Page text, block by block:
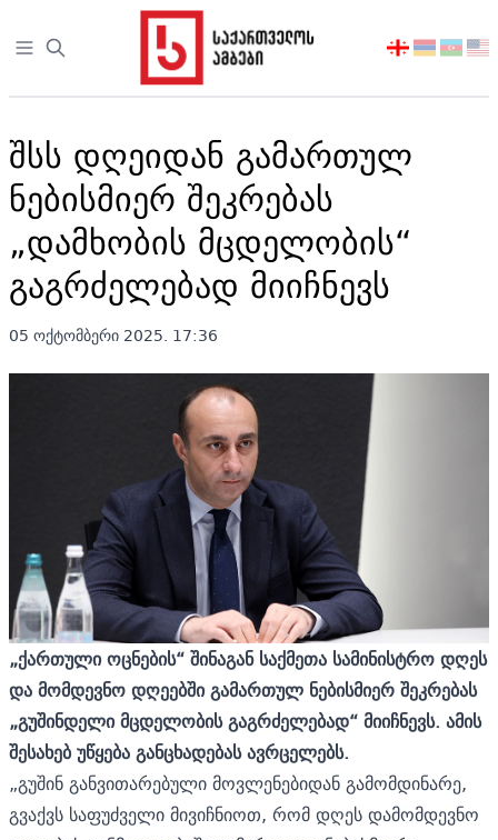
Open sidebar
აირჩიეთ
შსს დღეიდან გამართულ
ნებისმიერ შეკრებას
„დამხობის მცდელობის“
გაგრძელებად მიიჩნევს
05 ოქტომბერი 2025. 17:36
„ქართული ოცნების“ შინაგან საქმეთა სამინისტრო დღეს
და მომდევნო დღეებში გამართულ ნებისმიერ შეკრებას
„გუშინდელი მცდელობის გაგრძელებად“ მიიჩნევს. ამის
შესახებ უწყება განცხადებას ავრცელებს.
„გუშინ განვითარებული მოვლენებიდან გამომდინარე,
გვაქვს საფუძველი მივიჩნიოთ, რომ დღეს დამომდევნო